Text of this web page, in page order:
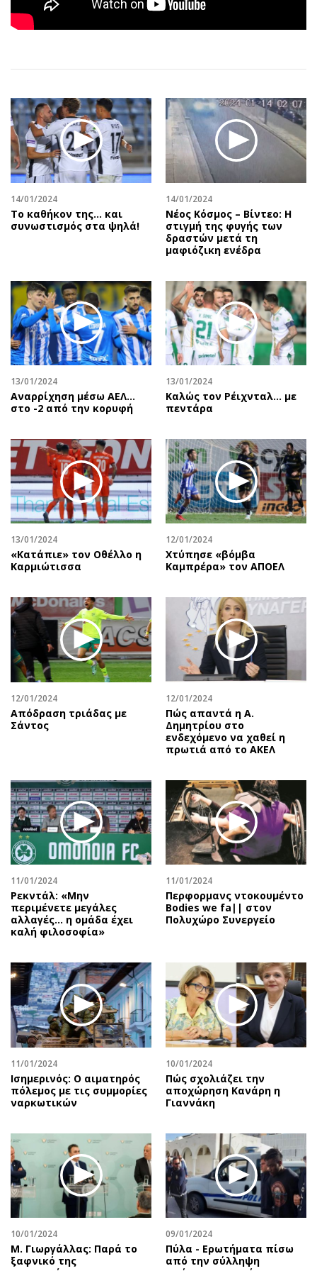
Αθλητισμός
Κύπρος
Κληρώσεις Allwyn
Οικονομική
Οικονομία
Real Estate
Επιχειρήσεις
Αγορές
Money Review
Ενέργεια
Ναυτιλία
Περιβάλλον
Ελλάδα
Κόσμος
Παράξενα
Πολιτισμός
Θέατρο-Χορός
Μουσική
Εικαστικά
Βιβλίο
Χειρόγραφα
Geek
Νέα
Αυτοκίνηση
Αφιερώματα
Πολιτική
Οικονομία
Γενικά
Αναδρομές
Πρόσωπα
Περιβάλλον
Good Life
Γυναίκα
Showbiz
Ταξίδια
Συνταγές
Έξοδος
Media
Εκπομπές
Podcasts
Uncut
Προσφορές
Προσωπικότητες στην ''Κ''
Επιστολές
14/01/2024
Tο καθήκον της… και
συνωστισμός στα ψηλά!
14/01/2024
Νέος Κόσμος – Βίντεο: Η
στιγμή της φυγής των
δραστών μετά τη
μαφιόζικη ενέδρα
13/01/2024
Αναρρίχηση μέσω ΑΕΛ…
στο -2 από την κορυφή
13/01/2024
Καλώς τον Ρέιχνταλ… με
πεντάρα
13/01/2024
«Κατάπιε» τον Οθέλλο η
Καρμιώτισσα
12/01/2024
Χτύπησε «βόμβα
Καμπρέρα» τον ΑΠΟΕΛ
12/01/2024
Απόδραση τριάδας με
Σάντος
12/01/2024
Πώς απαντά η Α.
Δημητρίου στο
ενδεχόμενο να χαθεί η
πρωτιά από το ΑΚΕΛ
11/01/2024
Ρεκντάλ: «Μην
περιμένετε μεγάλες
αλλαγές... η ομάδα έχει
καλή φιλοσοφία»
11/01/2024
Περφορμανς ντοκουμέντο
Bodies we fa|| στον
Πολυχώρο Συνεργείο
11/01/2024
Ισημερινός: O αιματηρός
πόλεμος με τις συμμορίες
ναρκωτικών
10/01/2024
Πώς σχολιάζει την
αποχώρηση Κανάρη η
Γιαννάκη
10/01/2024
Μ. Γιωργάλλας: Παρά το
ξαφνικό της
09/01/2024
Πύλα - Ερωτήματα πίσω
από την σύλληψη